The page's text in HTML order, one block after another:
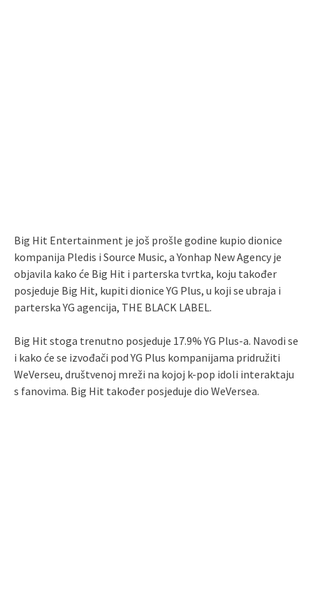
Big Hit Entertainment je još prošle godine kupio dionice
kompanija Pledis i Source Music, a Yonhap New Agency je
objavila kako će Big Hit i parterska tvrtka, koju također
posjeduje Big Hit, kupiti dionice YG Plus, u koji se ubraja i
parterska YG agencija, THE BLACK LABEL.
Big Hit stoga trenutno posjeduje 17.9% YG Plus-a. Navodi se
i kako će se izvođači pod YG Plus kompanijama pridružiti
WeVerseu, društvenoj mreži na kojoj k-pop idoli interaktaju
s fanovima. Big Hit također posjeduje dio WeVersea.